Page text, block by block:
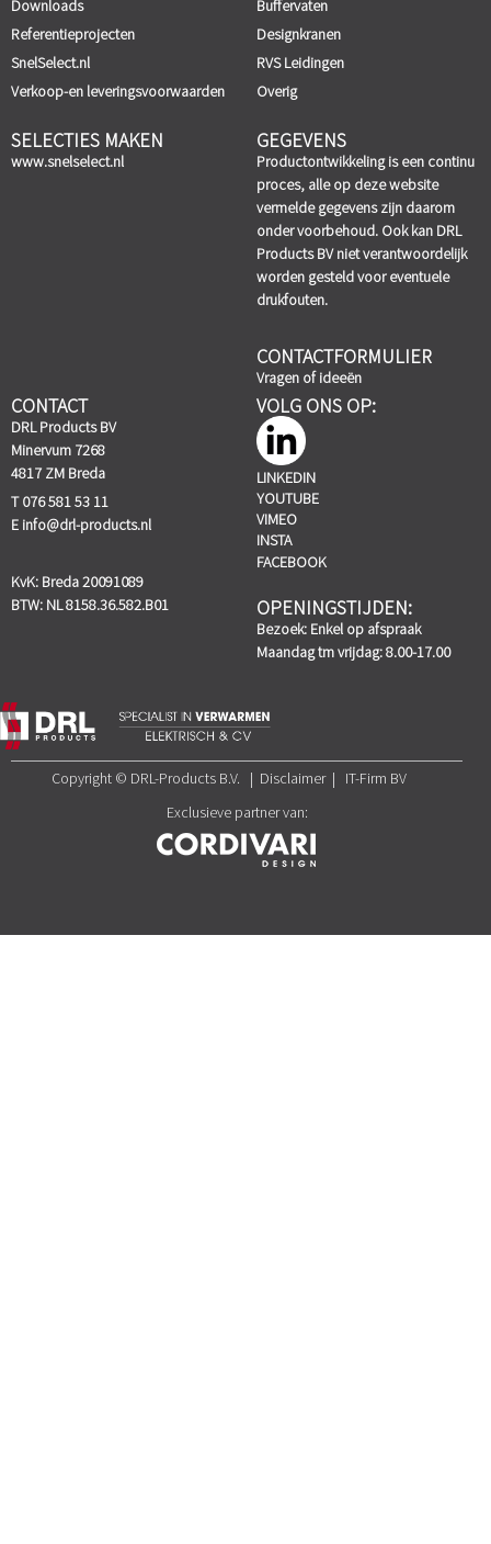
Downloads
Referentieprojecten
SnelSelect.nl
Verkoop-en leveringsvoorwaarden
Buffervaten
Designkranen
RVS Leidingen
Overig
SELECTIES MAKEN
www.snelselect.nl
GEGEVENS
Productontwikkeling is een continu
proces, alle op deze website
vermelde gegevens zijn daarom
onder voorbehoud. Ook kan DRL
Products BV niet verantwoordelijk
worden gesteld voor eventuele
drukfouten.
CONTACTFORMULIER
Vragen of ideeën
CONTACT
DRL Products BV
Minervum 7268
4817 ZM Breda
T 076 581 53 11
E info@drl-products.nl
KvK: Breda 20091089
BTW: NL 8158.36.582.B01
VOLG ONS OP:
LINKEDIN
YOUTUBE
VIMEO
INSTA
FACEBOOK
OPENINGSTIJDEN:
Bezoek: Enkel op afspraak
Maandag tm vrijdag: 8.00-17.00
Copyright © DRL-Products B.V. | Disclaimer | IT-Firm BV
Exclusieve partner van: